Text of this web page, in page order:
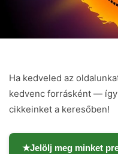
Ha kedveled az
kedvenc forrásként —
cikkeinket a keresőben!
★Jelölj meg minket